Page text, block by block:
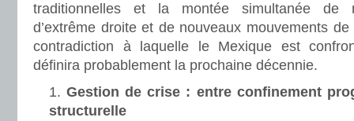
traditionnelles et la montée simultanée de
d’extrême droite et de nouveaux mouvements
contradiction à laquelle le Mexique est
définira probablement la prochaine décennie.
Gestion de crise : entre confinement
structurelle